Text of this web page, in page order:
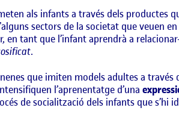
als infants a través dels productes
sectors de la societat que veuen
en tant que l’infant aprendrà a
.
que imiten models adultes a
l’aprenentatge d’una
de socialització dels infants que s’hi